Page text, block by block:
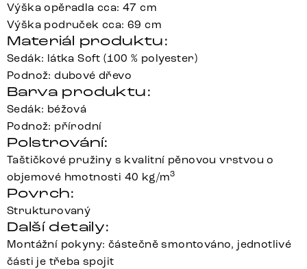
Výška opěradla cca: 47 cm
Výška područek cca: 69 cm
Materiál produktu:
Sedák: látka Soft (100 % polyester)
Podnož: dubové dřevo
Barva produktu:
Sedák: béžová
Podnož: přírodní
Polstrování:
Taštičkové pružiny s kvalitní pěnovou vrstvou o
objemové hmotnosti 40 kg/m3
Povrch:
Strukturovaný
Další detaily:
Montážní pokyny: částečně smontováno, jednotlivé
části je třeba spojit